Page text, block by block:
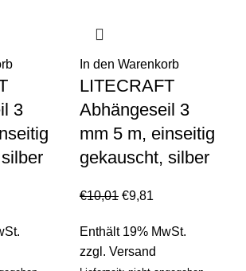
3
In den Warenkorb
LITECRAFT
Abhängeseil 3
mm 5 m, einseitig
gekauscht, silber
€10,01 €9,81
Enthält 19% MwSt.
zzgl. Versand